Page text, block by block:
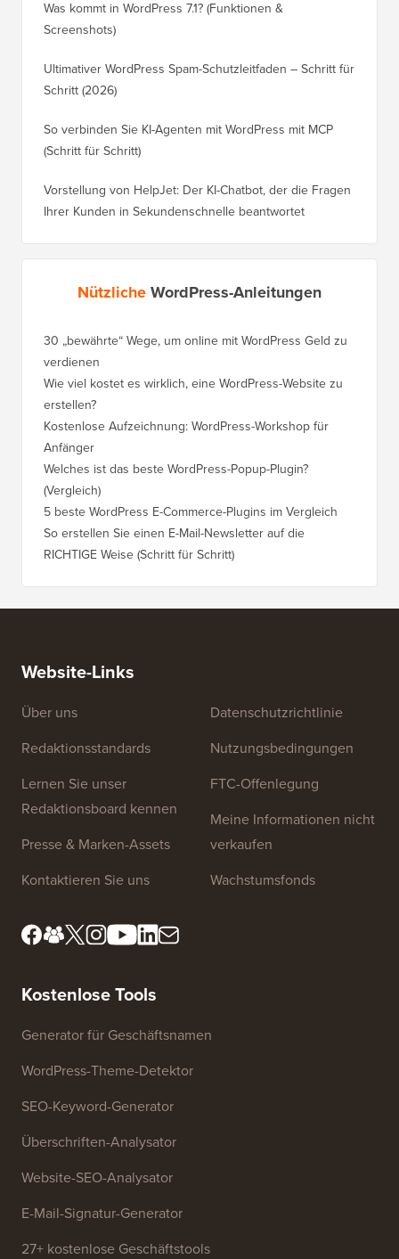
Was kommt in WordPress 7.1? (Funktionen &
Screenshots)
Ultimativer WordPress Spam-Schutzleitfaden – Schritt für
Schritt (2026)
So verbinden Sie KI-Agenten mit WordPress mit MCP
(Schritt für Schritt)
Vorstellung von HelpJet: Der KI-Chatbot, der die Fragen
Ihrer Kunden in Sekundenschnelle beantwortet
NützlicheWordPress-Anleitungen
30 „bewährte“ Wege, um online mit WordPress Geld zu
verdienen
Wie viel kostet es wirklich, eine WordPress-Website zu
erstellen?
Kostenlose Aufzeichnung: WordPress-Workshop für
Anfänger
Welches ist das beste WordPress-Popup-Plugin?
(Vergleich)
5 beste WordPress E-Commerce-Plugins im Vergleich
So erstellen Sie einen E-Mail-Newsletter auf die
RICHTIGE Weise (Schritt für Schritt)
Website-Links
Über uns
Redaktionsstandards
Lernen Sie unser
Redaktionsboard kennen
Presse & Marken-Assets
Kontaktieren Sie uns
Datenschutzrichtlinie
Nutzungsbedingungen
FTC-Offenlegung
Meine Informationen nicht
verkaufen
Wachstumsfonds
Kostenlose Tools
Generator für Geschäftsnamen
WordPress-Theme-Detektor
SEO-Keyword-Generator
Überschriften-Analysator
Website-SEO-Analysator
E-Mail-Signatur-Generator
27+ kostenlose Geschäftstools